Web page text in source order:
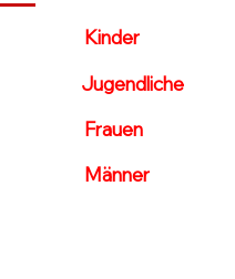
Kinder
Jugendliche
Frauen
Männer